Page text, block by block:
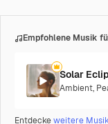
Empfohlene Musik
Solar
Ambient,
Entdeckeweitere Musik